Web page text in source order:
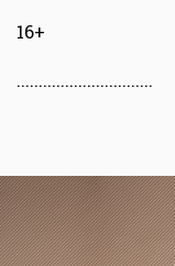
16+
...............................